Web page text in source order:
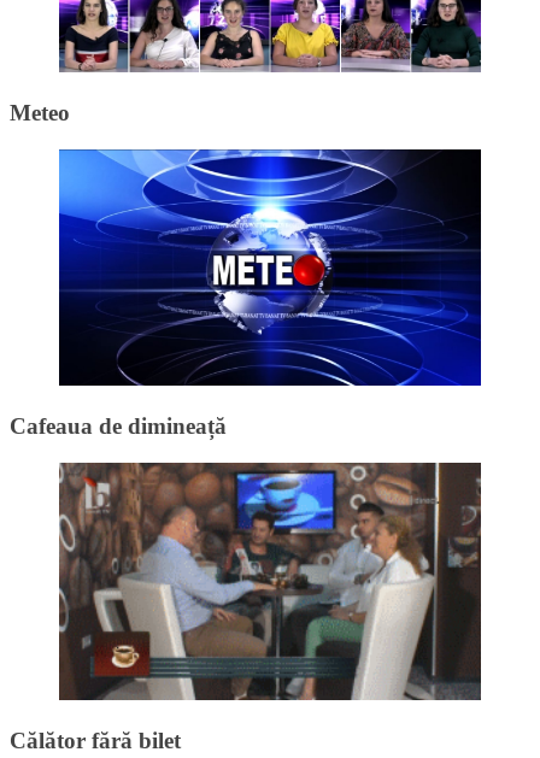
Meteo
Cafeaua de dimineață
Călător fără bilet